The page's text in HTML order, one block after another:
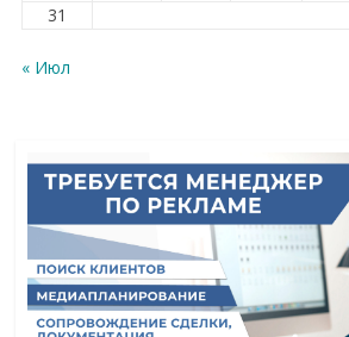
31
« Июл